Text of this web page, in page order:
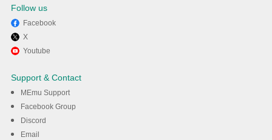
Leveling:Arise on PC with
Follow us
Facebook
X
Youtube
Support & Contact
MEmu Support
Facebook Group
Discord
Email